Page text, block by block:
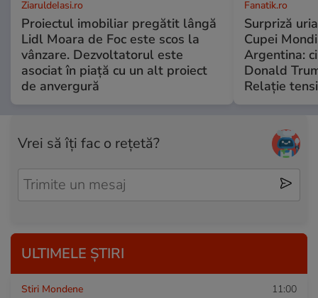
ZiaruldeIasi.ro
Proiectul imobiliar pregătit lângă
Lidl Moara de Foc este scos la
vânzare. Dezvoltatorul este
asociat în piață cu un alt proiect
de anvergură
Fanatik.ro
Surpriză
Cupei
Argentina:
Donald
Relație
Vrei să îți fac o rețetă?
ULTIMELE ȘTIRI
Stiri Mondene 11:00